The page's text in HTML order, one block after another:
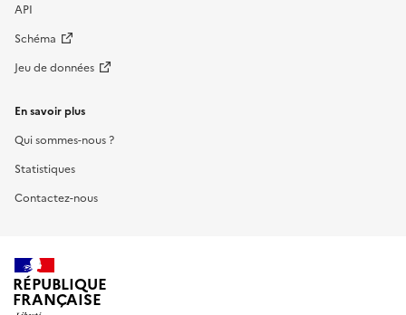
API
Schéma
Jeu de données
En savoir plus
Qui sommes-nous ?
Statistiques
Contactez-nous
RÉPUBLIQUE
FRANÇAISE